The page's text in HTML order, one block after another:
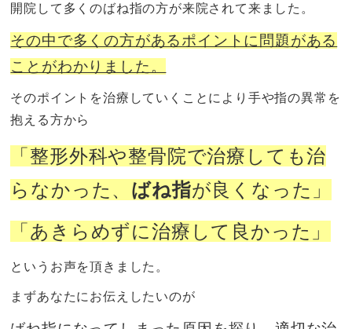
開院して多くのばね指の方が来院されて来ました。
その中で多くの方があるポイントに問題がある
ことがわかりました。
そのポイントを治療していくことにより手や指の異常を
抱える方から
「整形外科や整骨院で治療しても治
らなかった、 ばね指が良くなった 」
「あきらめずに治療して良かった」
というお声を頂きました。
まずあなたにお伝えしたいのが